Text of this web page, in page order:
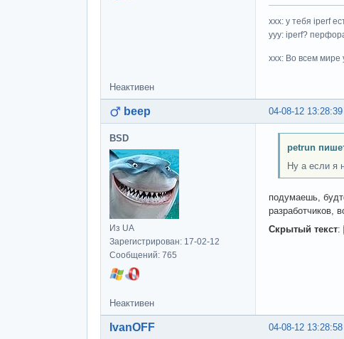
ххх: у тебя iperf
yyy: iperf?
xxx: Во всем мире
Неактивен
04-08-12 13:28:39
beep
BSD
Из UA
Зарегистрирован: 17-02-12
Сообщений: 765
petrun
Ну а если я
подумаешь,
разработчиков,
Скрытый текст:
Неактивен
04-08-12 13:28:58
IvanOFF